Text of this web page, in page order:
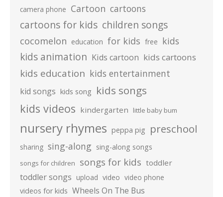
camera phone Cartoon cartoons
cartoons for kids children songs
cocomelon education for kids free kids
kids animation Kids cartoon kids cartoons
kids education kids entertainment
kid songs kids song kids songs
kids videos kindergarten little baby bum
nursery rhymes peppa pig preschool
sharing sing-along sing-along songs
songs for children songs for kids toddler
toddler songs upload video video phone
videos for kids Wheels On The Bus